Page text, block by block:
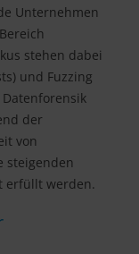
Unternehmen
stehen dabei
und Fuzzing
der
von
steigenden
erfüllt werden.